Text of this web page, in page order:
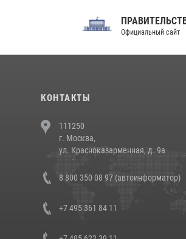
ПРАВИТЕЛЬСТВО РФ
Официальный сайт
КОНТАКТЫ
111250
г. Москва,
ул. Красноказарменная, д. 9а
8 800 350 08 97 (автоинформатор)
+7 495 361 84 11